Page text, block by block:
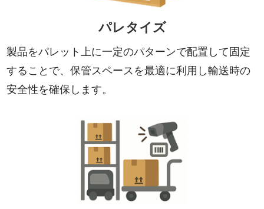
パレタイズ
製品をパレット上に一定のパターンで配置して固定
することで、保管スペースを最適に利用し輸送時の
安全性を確保します。